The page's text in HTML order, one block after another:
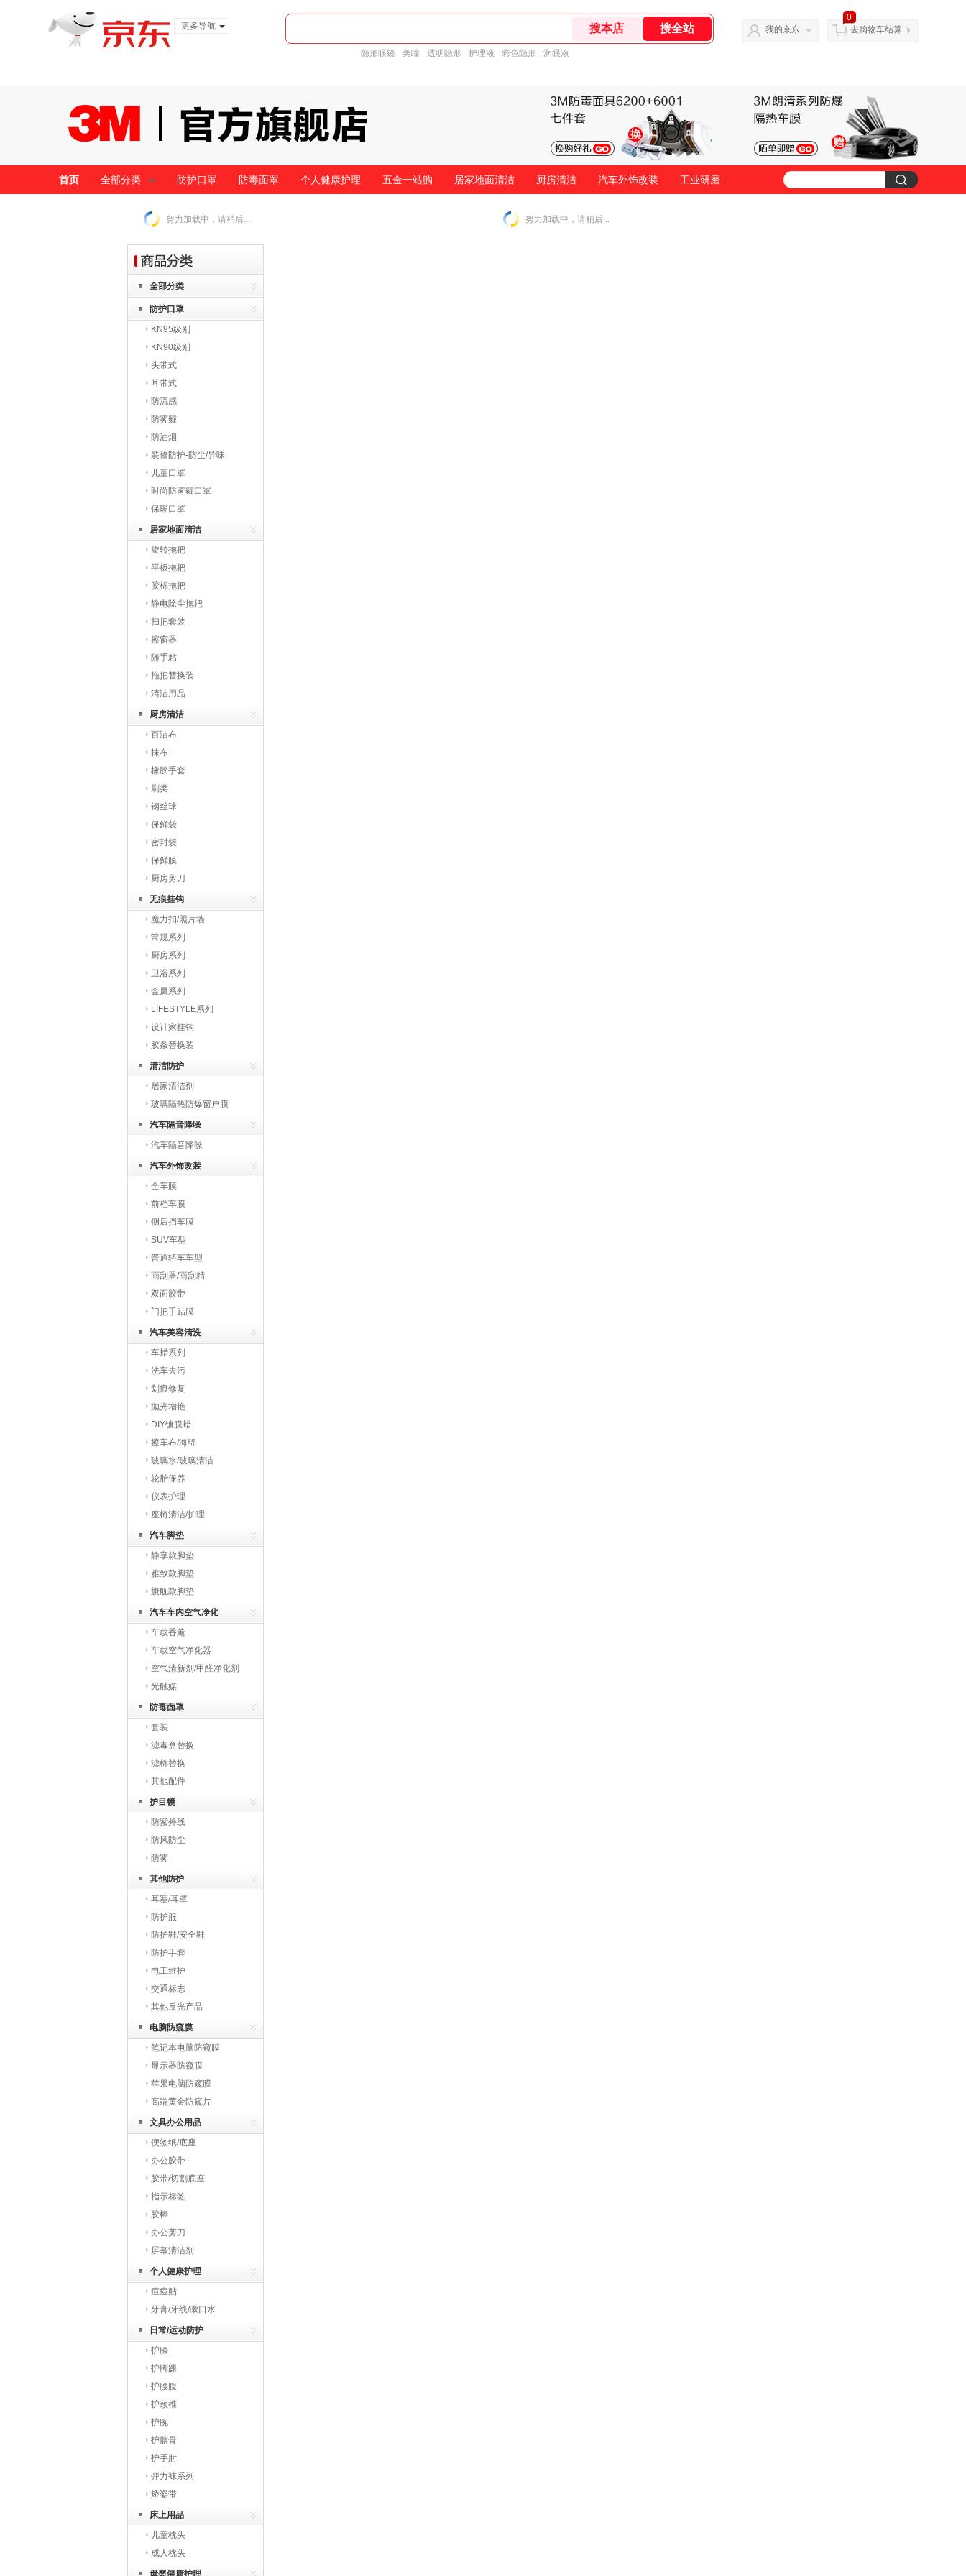
更多导航
隐形眼镜 美瞳 透明隐形 护理液 彩色隐形 润眼液
我的京东
0
去购物车结算
首页 全部分类 防护口罩 防毒面罩 个人健康护理 五金一站购 居家地面清洁 厨房清洁 汽车外饰改装 工业研磨
努力加载中，请稍后...
全部分类
防护口罩
KN95级别
KN90级别
头带式
耳带式
防流感
防雾霾
防油烟
装修防护-防尘/异味
儿童口罩
时尚防雾霾口罩
保暖口罩
居家地面清洁
旋转拖把
平板拖把
胶棉拖把
静电除尘拖把
扫把套装
擦窗器
随手粘
拖把替换装
清洁用品
厨房清洁
百洁布
抹布
橡胶手套
刷类
钢丝球
保鲜袋
密封袋
保鲜膜
厨房剪刀
无痕挂钩
魔力扣/照片墙
常规系列
厨房系列
卫浴系列
金属系列
LIFESTYLE系列
设计家挂钩
胶条替换装
清洁防护
居家清洁剂
玻璃隔热防爆窗户膜
汽车隔音降噪
汽车隔音降噪
汽车外饰改装
全车膜
前档车膜
侧后挡车膜
SUV车型
普通轿车车型
雨刮器/雨刮精
双面胶带
门把手贴膜
汽车美容清洗
车蜡系列
洗车去污
划痕修复
抛光增艳
DIY镀膜蜡
擦车布/海绵
玻璃水/玻璃清洁
轮胎保养
仪表护理
座椅清洁/护理
汽车脚垫
静享款脚垫
雅致款脚垫
旗舰款脚垫
汽车车内空气净化
车载香薰
车载空气净化器
空气清新剂/甲醛净化剂
光触媒
防毒面罩
套装
滤毒盒替换
滤棉替换
其他配件
护目镜
防紫外线
防风防尘
防雾
其他防护
耳塞/耳罩
防护服
防护鞋/安全鞋
防护手套
电工维护
交通标志
其他反光产品
电脑防窥膜
笔记本电脑防窥膜
显示器防窥膜
苹果电脑防窥膜
高端黄金防窥片
文具办公用品
便签纸/底座
办公胶带
胶带/切割底座
指示标签
胶棒
办公剪刀
屏幕清洁剂
个人健康护理
痘痘贴
牙膏/牙线/漱口水
日常/运动防护
护膝
护脚踝
护腰腹
护颈椎
护腕
护髌骨
护手肘
弹力袜系列
矫姿带
床上用品
儿童枕头
成人枕头
母婴健康护理
努力加载中，请稍后...